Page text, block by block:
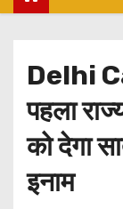
Delhi
पहला
को देगा
इनाम